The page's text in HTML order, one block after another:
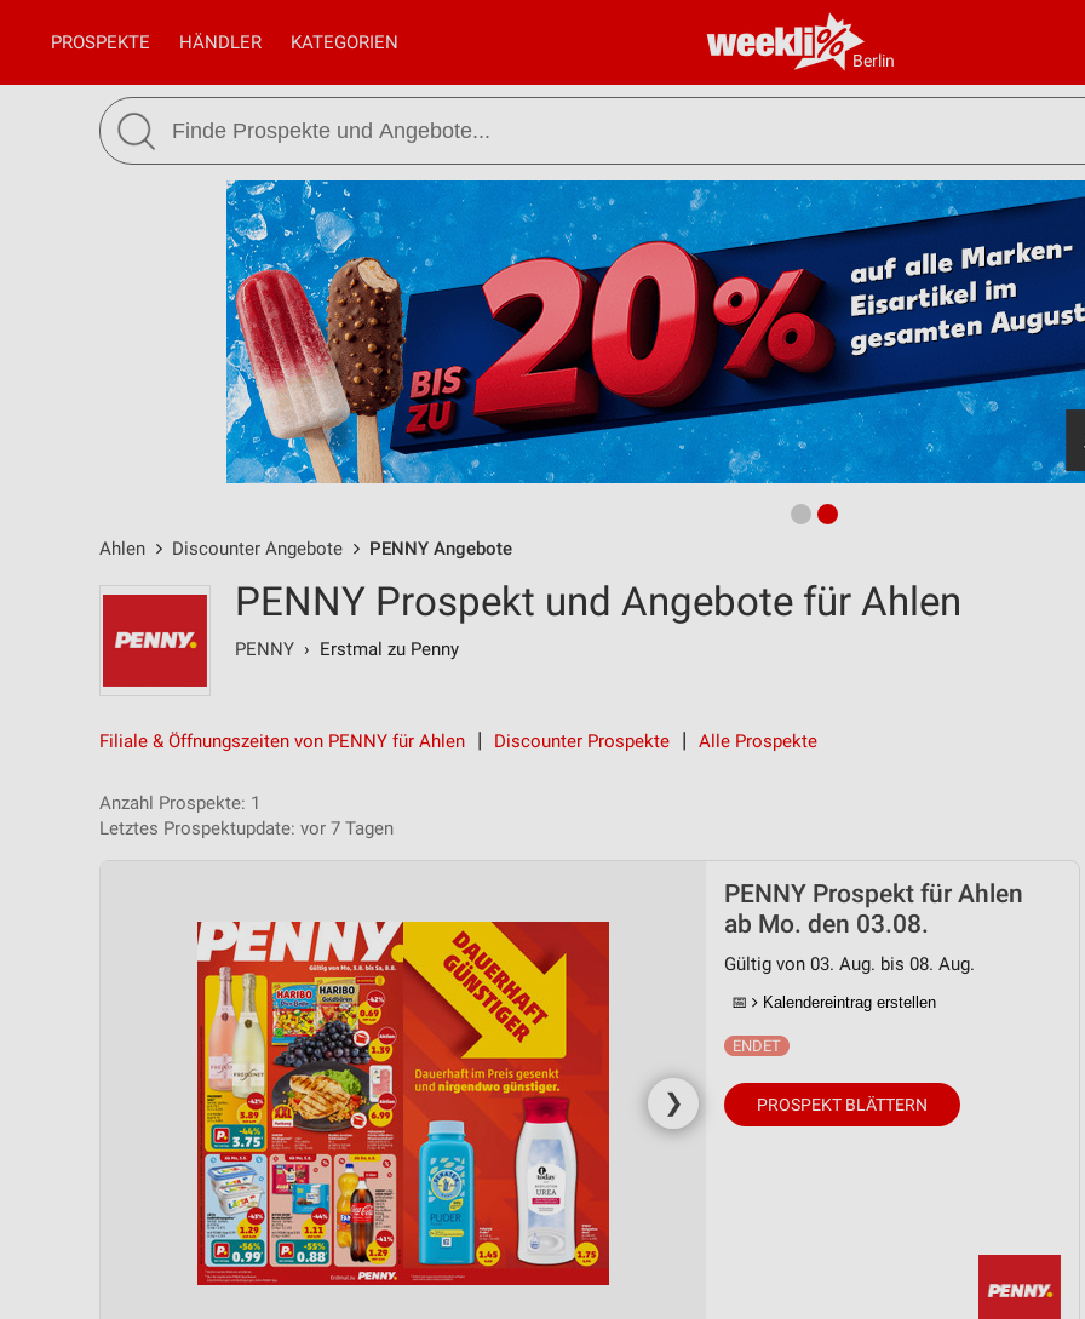
Berlin
PROSPEKTE HÄNDLER KATEGORIEN
Ahlen Discounter Angebote PENNY Angebote
PENNY Prospekt und Angebote für Ahlen
PENNY › Erstmal zu Penny
Filiale & Öffnungszeiten von PENNY für Ahlen Discounter Prospekte Alle Prospekte
Anzahl Prospekte: 1
Letztes Prospektupdate: vor 7 Tagen
❯
PENNY Prospekt für Ahlen
ab Mo. den 03.08.
Gültig von 03. Aug. bis 08. Aug.
📅 Kalendereintrag erstellen
PROSPEKT BLÄTTERN